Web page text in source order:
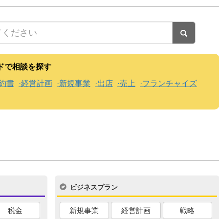
で相談を探す
書
経営計画 新規事業 出店 売上 フランチャイズ
税金
ビジネスプラン
新規事業 経営計画 戦略